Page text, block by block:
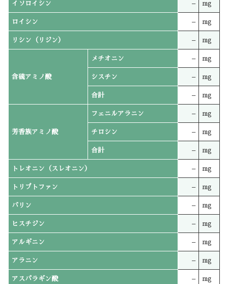
イソロイシン – mg
ロイシン – mg
リシン（リジン） – mg
含硫アミノ酸
メチオニン – mg
シスチン – mg
合計 – mg
芳香族アミノ酸
フェニルアラニン – mg
チロシン – mg
合計 – mg
トレオニン（スレオニン） – mg
トリプトファン – mg
バリン – mg
ヒスチジン – mg
アルギニン – mg
アラニン – mg
アスパラギン酸 – mg